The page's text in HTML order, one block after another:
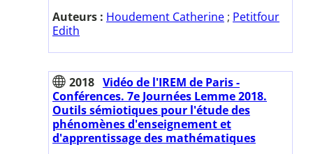
Auteurs : Houdement Catherine ; Petitfour
Edith
2018 Vidéo de l'IREM de Paris -
Conférences. 7e Journées Lemme 2018.
Outils sémiotiques pour l'étude des
phénomènes d'enseignement et
d'apprentissage des mathématiques